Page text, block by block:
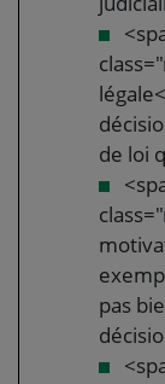
de loi
pas